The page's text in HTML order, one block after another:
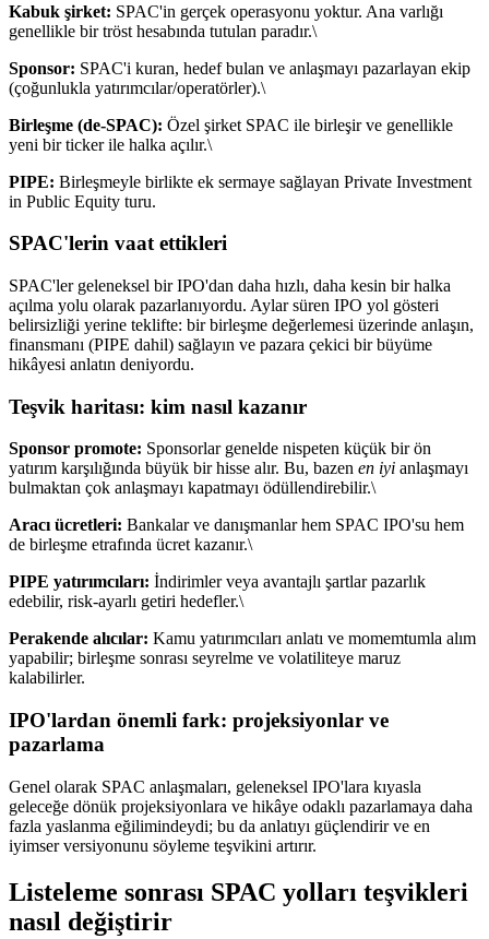
Kabuk şirket: SPAC'in gerçek operasyonu yoktur. Ana varlığı
genellikle bir tröst hesabında tutulan paradır.\
Sponsor: SPAC'i kuran, hedef bulan ve anlaşmayı pazarlayan ekip
(çoğunlukla yatırımcılar/operatörler).\
Birleşme (de-SPAC): Özel şirket SPAC ile birleşir ve genellikle
yeni bir ticker ile halka açılır.\
PIPE: Birleşmeyle birlikte ek sermaye sağlayan Private Investment
in Public Equity turu.
SPAC'lerin vaat ettikleri
SPAC'ler geleneksel bir IPO'dan daha hızlı, daha kesin bir halka
açılma yolu olarak pazarlanıyordu. Aylar süren IPO yol gösteri
belirsizliği yerine teklifte: bir birleşme değerlemesi üzerinde anlaşın,
finansmanı (PIPE dahil) sağlayın ve pazara çekici bir büyüme
hikâyesi anlatın deniyordu.
Teşvik haritası: kim nasıl kazanır
Sponsor promote: Sponsorlar genelde nispeten küçük bir ön
yatırım karşılığında büyük bir hisse alır. Bu, bazen en iyi anlaşmayı
bulmaktan çok anlaşmayı kapatmayı ödüllendirebilir.\
Aracı ücretleri: Bankalar ve danışmanlar hem SPAC IPO'su hem
de birleşme etrafında ücret kazanır.\
PIPE yatırımcıları: İndirimler veya avantajlı şartlar pazarlık
edebilir, risk-ayarlı getiri hedefler.\
Perakende alıcılar: Kamu yatırımcıları anlatı ve momemtumla alım
yapabilir; birleşme sonrası seyrelme ve volatiliteye maruz
kalabilirler.
IPO'lardan önemli fark: projeksiyonlar ve
pazarlama
Genel olarak SPAC anlaşmaları, geleneksel IPO'lara kıyasla
geleceğe dönük projeksiyonlara ve hikâye odaklı pazarlamaya daha
fazla yaslanma eğilimindeydi; bu da anlatıyı güçlendirir ve en
iyimser versiyonunu söyleme teşvikini artırır.
Listeleme sonrası SPAC yolları teşvikleri
nasıl değiştirir